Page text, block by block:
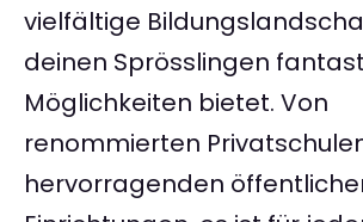
vielfältige
deinen Sprösslingen
Möglichkeiten bietet. Von
renommierten
hervorragenden